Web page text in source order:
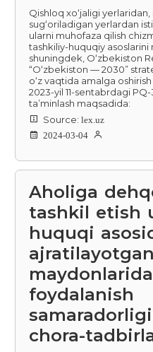
Qishloq xo‘jaligi yerlaridan,
sug‘oriladigan yerlardan
ularni muhofaza qilish
tashkiliy-huquqiy asoslarini
shuningdek, O‘zbekiston
“O‘zbekiston — 2030”
o‘z vaqtida amalga
2023-yil 11-sentabrdagi
ta’minlash maqsadida:
Source: lex.uz
2024-03-04
Aholiga
tashkil etish
huquqi
foydalanish
chora-